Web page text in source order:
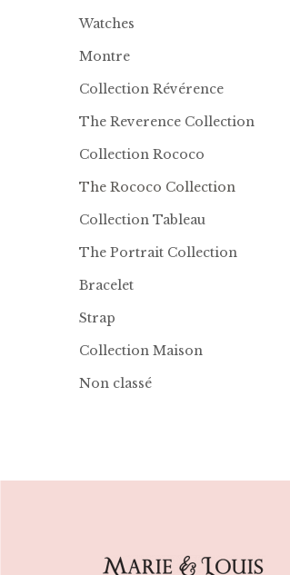
Watches
Montre
Collection Révérence
The Reverence Collection
Collection Rococo
The Rococo Collection
Collection Tableau
The Portrait Collection
Bracelet
Strap
Collection Maison
Non classé